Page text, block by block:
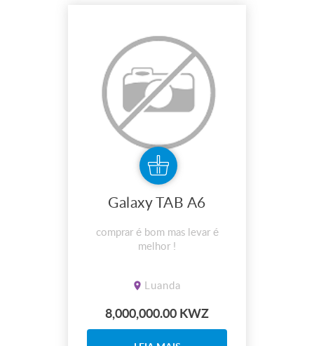
Galaxy TAB A6
comprar é bom mas levar é
melhor !
Luanda
8,000,000.00 KWZ